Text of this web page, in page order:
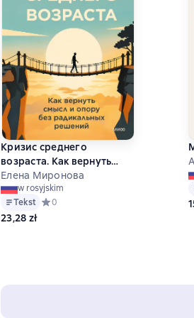
Кризис среднего
возраста. Как вернуть
смысл и опору без
радикальных решений
Елена Миронова
w rosyjskim
Tekst Средний рейтинг 0 на основе 0
0
23,28 zł